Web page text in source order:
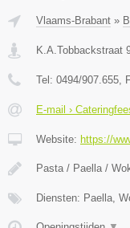
Vlaams-Brabant »
K.A.Tobbackstraat
Tel: 0494/907.655 ,
E-mail ›
Website: https://
Pasta / Paella /
Diensten: Paella,